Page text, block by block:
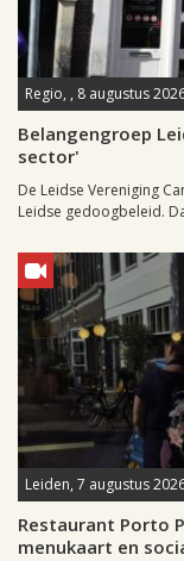
Regio, , 8 augustus
Belangengroep
sector'
De Leidse Vereniging
Leidse gedoogbeleid.
Leiden, 7 augustus
Restaurant Porto
menukaart en